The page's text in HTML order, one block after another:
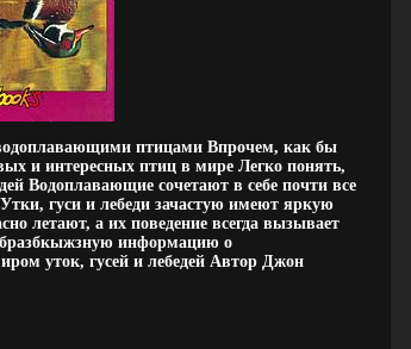
птицами Впрочем, как бы
и интересных птиц в мире Легко понять,
Водоплавающие сочетают в себе почти все
гуси и лебеди зачастую имеют яркую
летают, а их поведение всегда вызывает
информацию о
уток, гусей и лебедей Автор Джон